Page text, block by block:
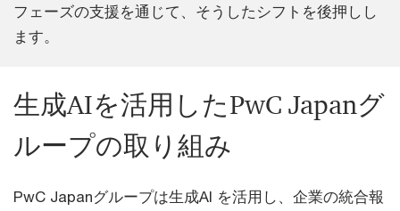
フェーズの支援を通じて、そうしたシフトを後押しし
ます。
生成AIを活用したPwC Japanグ
ループの取り組み
PwC Japanグループは生成AI を活用し、企業の統合報